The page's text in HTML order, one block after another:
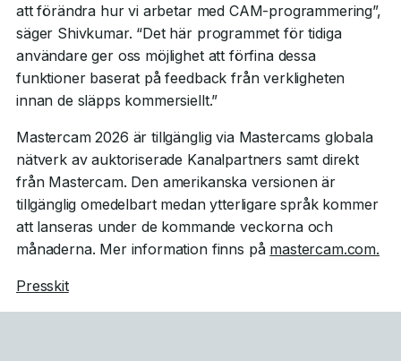
att förändra hur vi arbetar med CAM-programmering”,
säger Shivkumar. “Det här programmet för tidiga
användare ger oss möjlighet att förfina dessa
funktioner baserat på feedback från verkligheten
innan de släpps kommersiellt.”
Mastercam 2026 är tillgänglig via Mastercams globala
nätverk av auktoriserade Kanalpartners samt direkt
från Mastercam. Den amerikanska versionen är
tillgänglig omedelbart medan ytterligare språk kommer
att lanseras under de kommande veckorna och
månaderna. Mer information finns på mastercam.com.
Presskit